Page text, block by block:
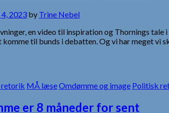
4, 2023 by Trine Nebel
en video til inspiration og Thornings
til bunds i debatten. Og vi har meget vi
retorik MÅ læseOmdømme og image Politisk
er 8 måneder for sent